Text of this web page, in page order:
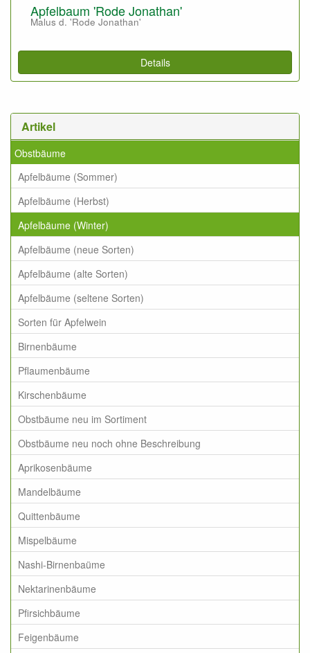
Artikel
Obstbäume
Apfelbäume (Sommer)
Apfelbäume (Herbst)
Apfelbäume (Winter)
Apfelbäume (neue Sorten)
Apfelbäume (alte Sorten)
Apfelbäume (seltene Sorten)
Sorten für Apfelwein
Birnenbäume
Pflaumenbäume
Kirschenbäume
Obstbäume neu im Sortiment
Obstbäume neu noch ohne Beschreibung
Aprikosenbäume
Mandelbäume
Quittenbäume
Mispelbäume
Nashi-Birnenbaüme
Nektarinenbäume
Pfirsichbäume
Feigenbäume
Apfelbaum 'Rode Jonathan'
Malus d. 'Rode Jonathan'
Details